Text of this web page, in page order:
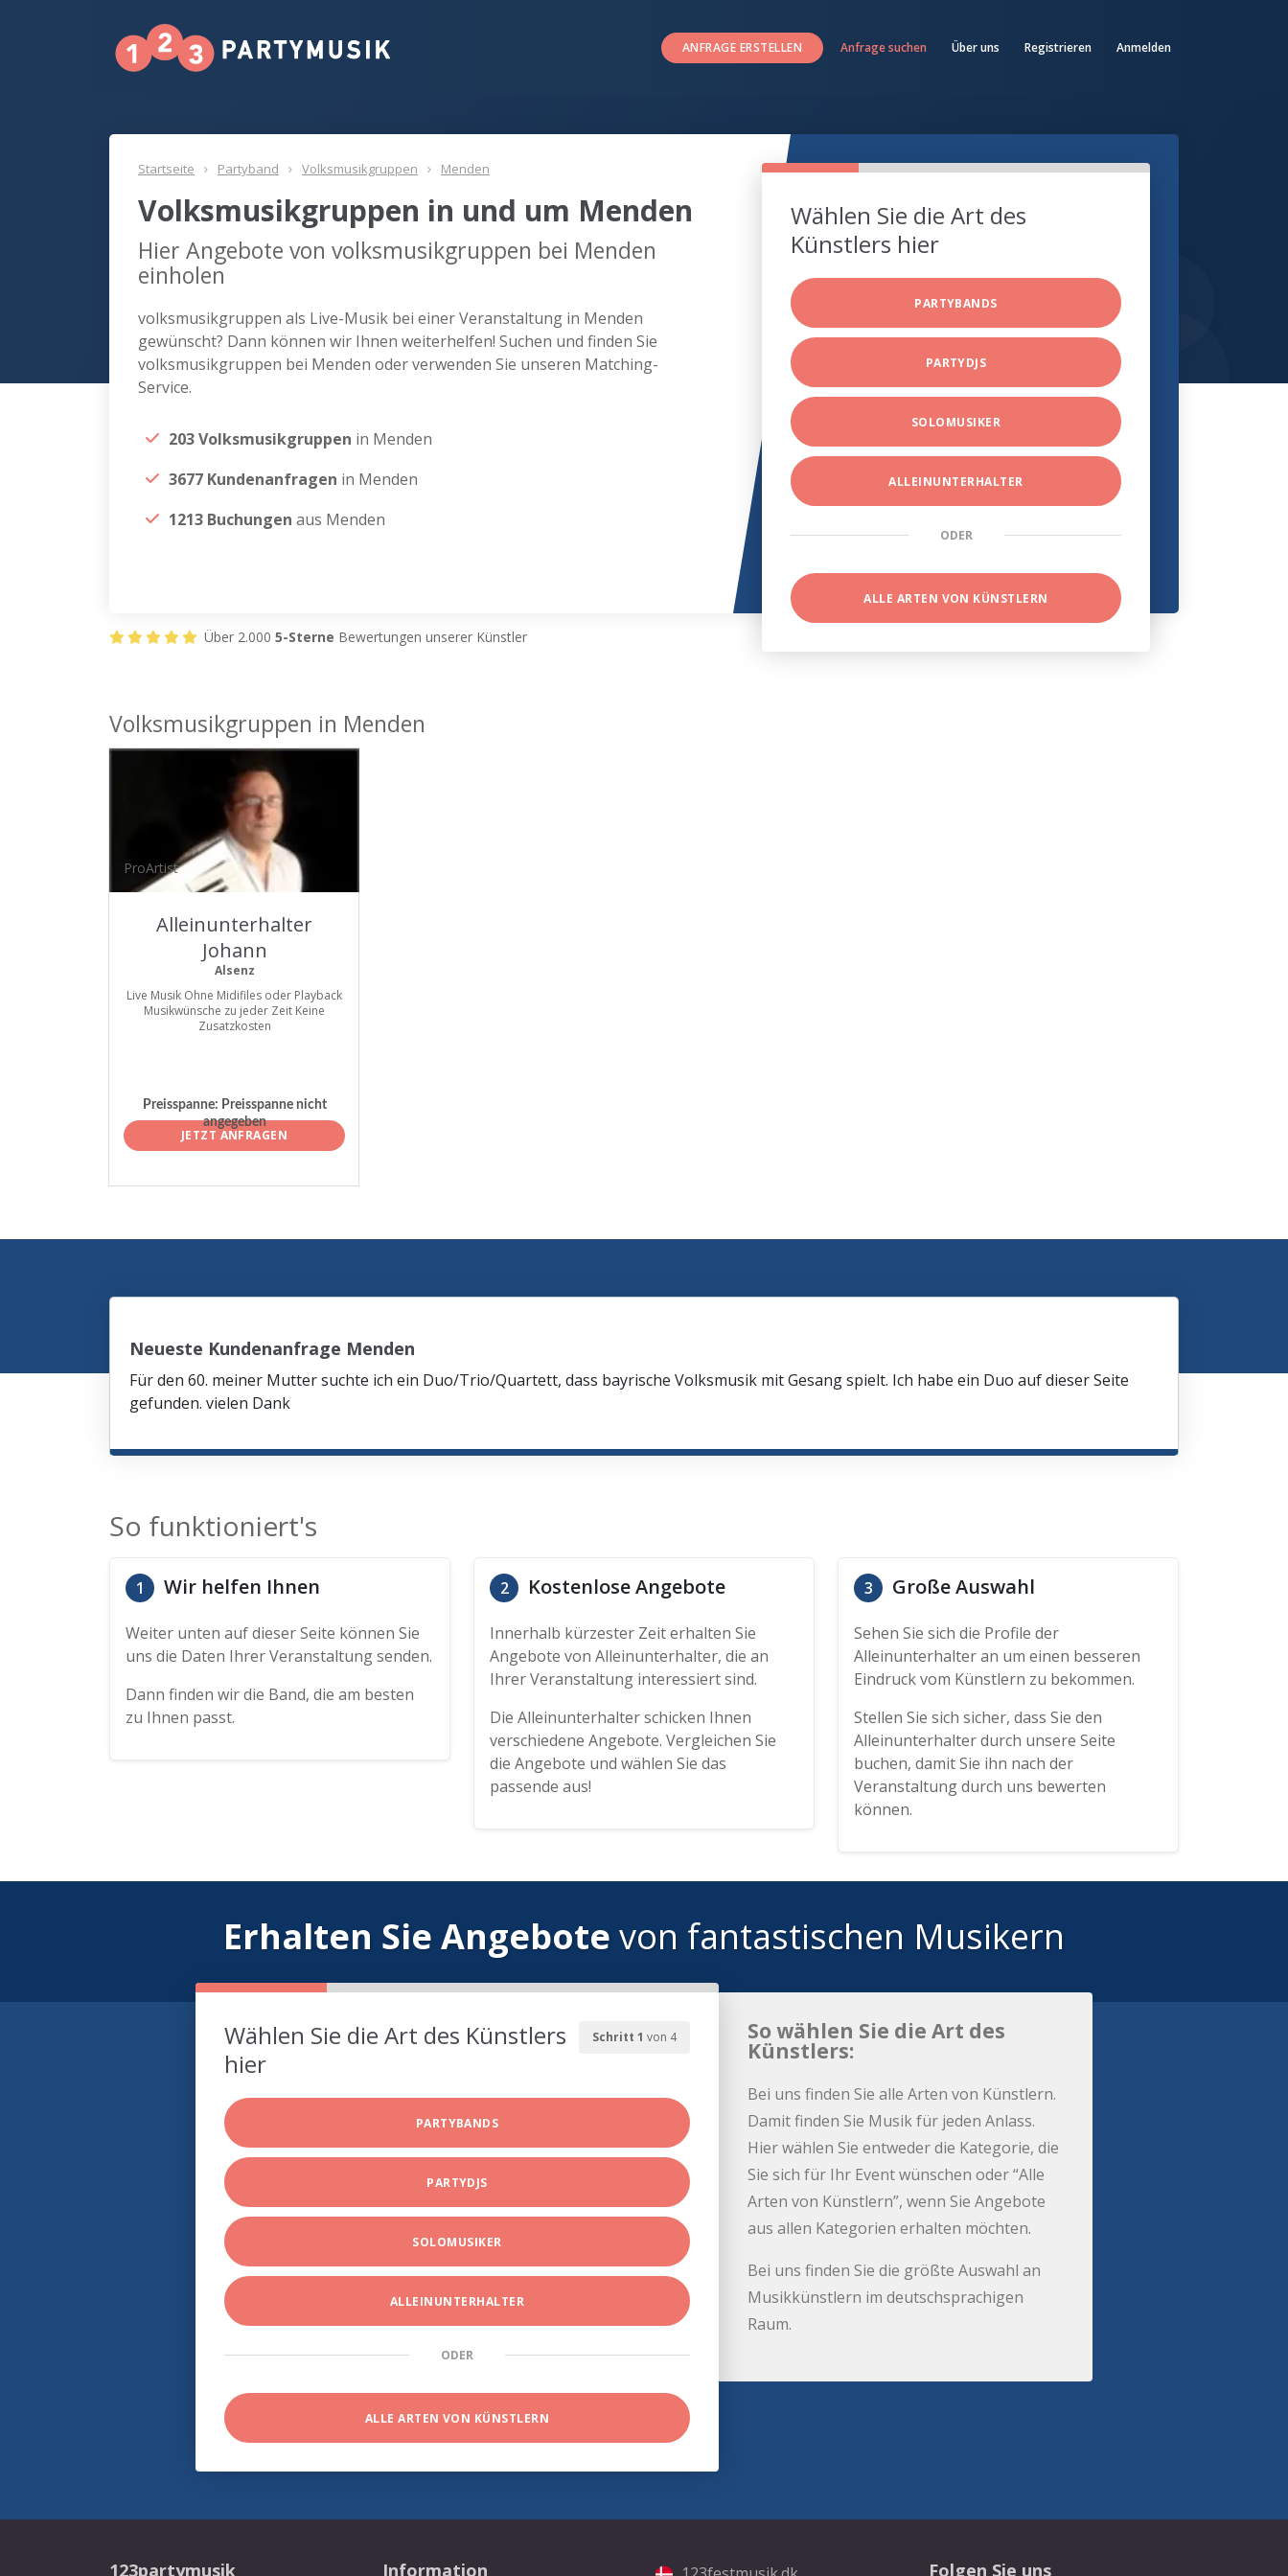
ANFRAGE ERSTELLEN Anfrage suchen Über uns Registrieren Anmelden
Startseite Partyband Volksmusikgruppen Menden
Volksmusikgruppen in und um Menden
Hier Angebote von volksmusikgruppen bei Menden
einholen
volksmusikgruppen als Live-Musik bei einer Veranstaltung in Menden
gewünscht? Dann können wir Ihnen weiterhelfen! Suchen und finden Sie
volksmusikgruppen bei Menden oder verwenden Sie unseren Matching-
Service.
203 Volksmusikgruppen in Menden
3677 Kundenanfragen in Menden
1213 Buchungen aus Menden
Wählen Sie die Art des
Künstlers hier
PARTYBANDS
PARTYDJS
SOLOMUSIKER
ALLEINUNTERHALTER
ODER
ALLE ARTEN VON KÜNSTLERN
Über 2.000 5-Sterne Bewertungen unserer Künstler
Volksmusikgruppen in Menden
ProArtist
Alleinunterhalter
Johann
Alsenz
Live Musik Ohne Midifiles oder Playback
Musikwünsche zu jeder Zeit Keine
Zusatzkosten
Preisspanne: Preisspanne nicht
angegeben
JETZT ANFRAGEN
Neueste Kundenanfrage Menden
Für den 60. meiner Mutter suchte ich ein Duo/Trio/Quartett, dass bayrische Volksmusik mit Gesang spielt. Ich habe ein Duo auf dieser Seite
gefunden. vielen Dank
So funktioniert's
1 Wir helfen Ihnen
Weiter unten auf dieser Seite können Sie
uns die Daten Ihrer Veranstaltung senden.
Dann finden wir die Band, die am besten
zu Ihnen passt.
2 Kostenlose Angebote
Innerhalb kürzester Zeit erhalten Sie
Angebote von Alleinunterhalter, die an
Ihrer Veranstaltung interessiert sind.
Die Alleinunterhalter schicken Ihnen
verschiedene Angebote. Vergleichen Sie
die Angebote und wählen Sie das
passende aus!
3 Große Auswahl
Sehen Sie sich die Profile der
Alleinunterhalter an um einen besseren
Eindruck vom Künstlern zu bekommen.
Stellen Sie sich sicher, dass Sie den
Alleinunterhalter durch unsere Seite
buchen, damit Sie ihn nach der
Veranstaltung durch uns bewerten
können.
Erhalten Sie Angebote von fantastischen Musikern
Schritt 1 von 4
Wählen Sie die Art des Künstlers
hier
PARTYBANDS
PARTYDJS
SOLOMUSIKER
ALLEINUNTERHALTER
ODER
ALLE ARTEN VON KÜNSTLERN
So wählen Sie die Art des
Künstlers:
Bei uns finden Sie alle Arten von Künstlern.
Damit finden Sie Musik für jeden Anlass.
Hier wählen Sie entweder die Kategorie, die
Sie sich für Ihr Event wünschen oder “Alle
Arten von Künstlern”, wenn Sie Angebote
aus allen Kategorien erhalten möchten.
Bei uns finden Sie die größte Auswahl an
Musikkünstlern im deutschsprachigen
Raum.
123partymusik Information Folgen Sie uns